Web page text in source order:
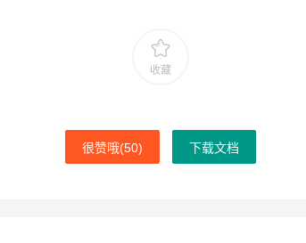
收藏
很赞哦(50) 下载文档